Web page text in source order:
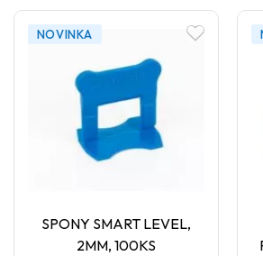
NOVINKA
SPONY SMART LEVEL,
2MM, 100KS